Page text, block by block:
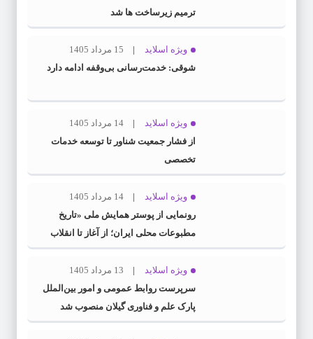
ترمیم زیرساخت ها شد
ویژه اسلاید
15 مرداد 1405
شوقی: خدمت‌رسانی بی‌وقفه ادامه دارد
ویژه اسلاید
14 مرداد 1405
از فشار جمعیت شناور تا توسعه خدمات
تخصصی
ویژه اسلاید
14 مرداد 1405
رونمایی از پوستر همایش ملی «تاریخ
مطبوعات محلی ایران؛ از آغاز تا انقلاب
اسلامی» در گیلان
ویژه اسلاید
13 مرداد 1405
سرپرست روابط عمومی و امور بین‌الملل
پارک علم و فناوری گیلان منصوب شد